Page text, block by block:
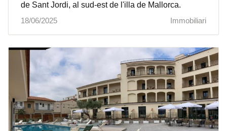
de Sant Jordi, al sud-est de l'illa de Mallorca.
18/06/2025
Immobiliari